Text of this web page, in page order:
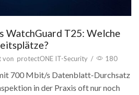
WatchGuard T25: Welche
von protectONE IT-Security / 180
700 Mbit/s Datenblatt-Durchsatz
in der Praxis oft nur noch